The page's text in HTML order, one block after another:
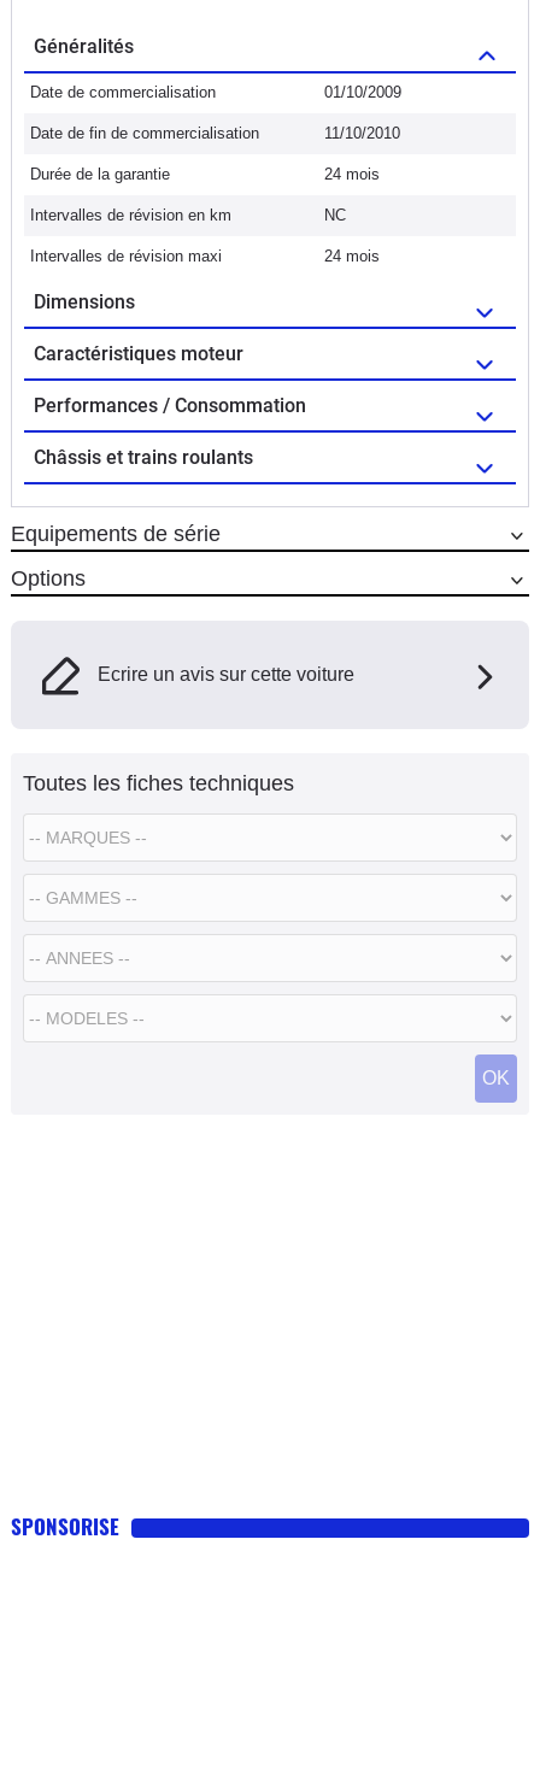
Généralités
Date de commercialisation 01/10/2009
Date de fin de commercialisation 11/10/2010
Durée de la garantie 24 mois
Intervalles de révision en km NC
Intervalles de révision maxi 24 mois
Dimensions
Caractéristiques moteur
Performances / Consommation
Châssis et trains roulants
Equipements de série
Options
Ecrire un avis sur cette voiture
Toutes les fiches techniques
SPONSORISE